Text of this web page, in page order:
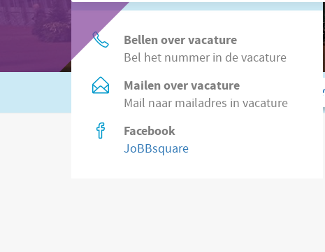
Of zoek in8.500 vacatures direct bij
Bellen over vacature
Bel het nummer in de vacature
Mailen over vacature
Mail naar mailadres in vacature
Facebook
JoBBsquare